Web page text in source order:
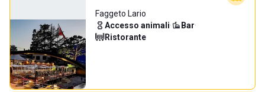
Faggeto Lario
Accesso animali· Bar·
Ristorante